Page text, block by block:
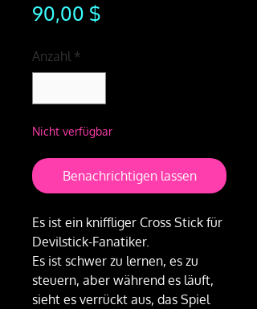
90,00 $
Anzahl *
Nicht verfügbar
Benachrichtigen lassen
Es ist ein kniffliger Cross Stick für
Devilstick-Fanatiker.
Es ist schwer zu lernen, es zu
steuern, aber während es läuft,
sieht es verrückt aus, das Spiel